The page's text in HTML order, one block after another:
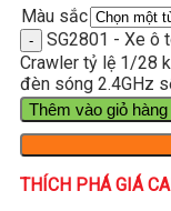
Màu sắc
SG2801 - Xe ô
Crawler tỷ lệ 1/28
đèn sóng 2.4GHz
Thêm vào giỏ hàng
THÍCH PHÁ GIÁ